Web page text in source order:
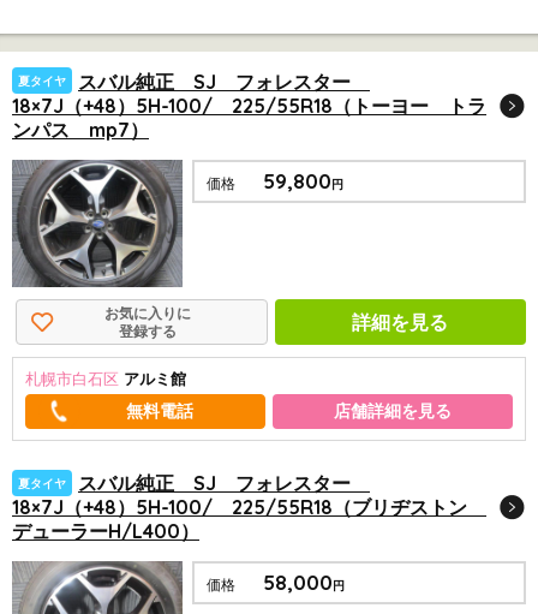
夏タイヤ
スバル純正 SJ フォレスター
18×7J（+48）5H-100/ 225/55R18（トーヨー トラ
ンパス mp7）
価格 59,800円
お気に入りに
登録する
詳細を見る
札幌市白石区 アルミ館
店舗詳細を見る
夏タイヤ
スバル純正 SJ フォレスター
18×7J（+48）5H-100/ 225/55R18（ブリヂストン
デューラーH/L400）
価格 58,000 円